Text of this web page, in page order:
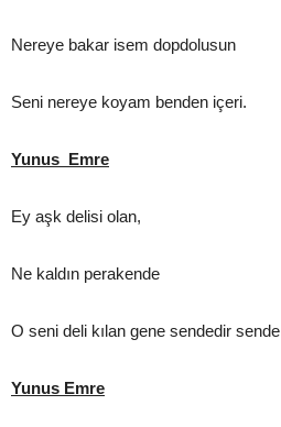
Nereye bakar isem dopdolusun
Seni nereye koyam benden içeri.
Yunus Emre
Ey aşk delisi olan,
Ne kaldın perakende
O seni deli kılan gene sendedir sende
Yunus Emre